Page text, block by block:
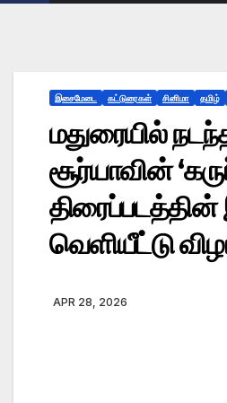
இசைமேடை கட்டுரைகள் சினிமா தமிழ்
மதுரையில்
சூர்யாவின்
வெளியீட்டு
APR 28, 2026